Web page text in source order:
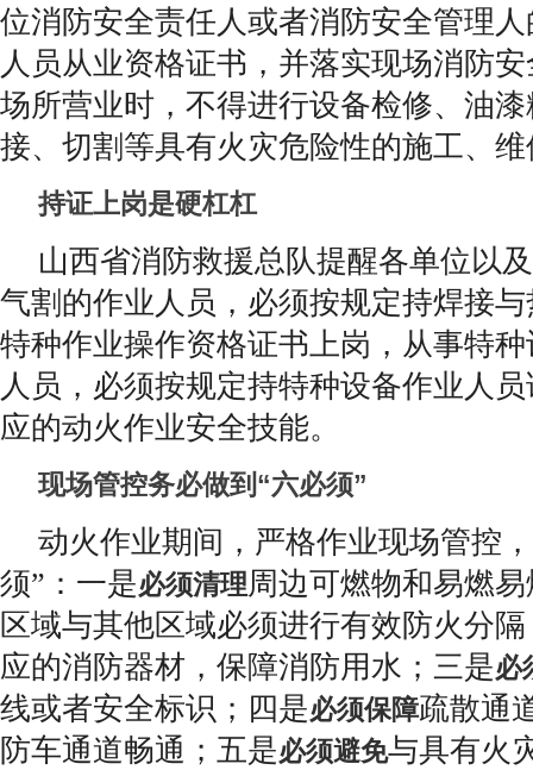
位消防安全责任人或者消防安全管理
人员从业资格证书，并落实现场消防
场所营业时，不得进行设备检修、油
接、切割等具有火灾危险性的施工、
持证上岗是硬杠杠
山西省消防救援总队提醒各单位以
气割的作业人员，必须按规定持焊接
特种作业操作资格证书上岗，从事特
人员，必须按规定持特种设备作业人
应的动火作业安全技能。
现场管控务必做到“六必须”
动火作业期间，严格作业现场管控
须”：一是必须清理周边可燃物和易燃
区域与其他区域必须进行有效防火分
应的消防器材，保障消防用水；三是必
线或者安全标识；四是必须保障疏散通
防车通道畅通；五是必须避免与具有火